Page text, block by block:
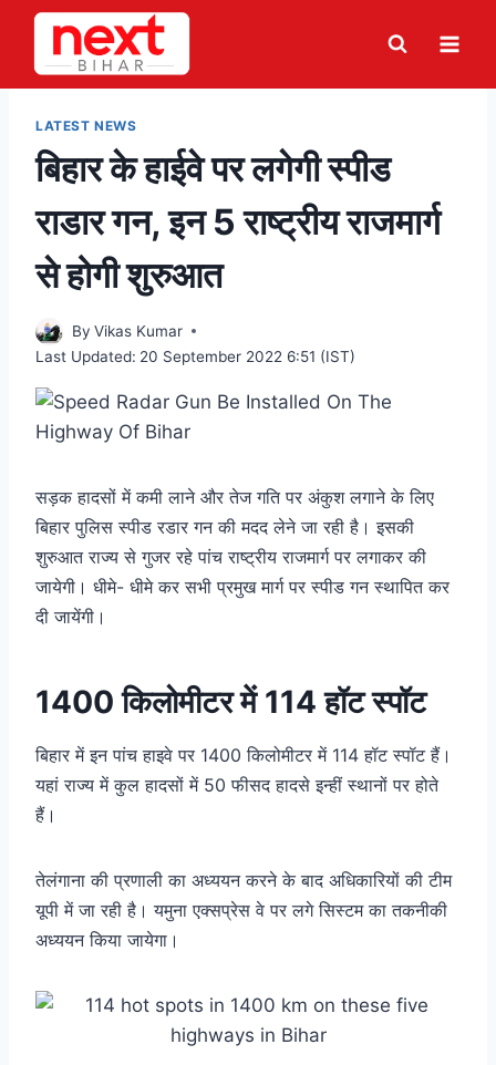
Skip
content
LATEST NEWS
बिहार के हाईवे पर लगेगी स्पीड
राडार गन, इन 5 राष्ट्रीय राजमार्ग
से होगी शुरुआत
By Vikas Kumar
Last Updated: 20 September 2022 6:51 (IST)
सड़क हादसों में कमी लाने और तेज गति पर अंकुश लगाने के लिए
बिहार पुलिस स्पीड रडार गन की मदद लेने जा रही है। इसकी
शुरुआत राज्य से गुजर रहे पांच राष्ट्रीय राजमार्ग पर लगाकर की
जायेगी। धीमे- धीमे कर सभी प्रमुख मार्ग पर स्पीड गन स्थापित कर
दी जायेंगी।
1400 किलोमीटर में 114 हॉट स्पॉट
बिहार में इन पांच हाइवे पर 1400 किलोमीटर में 114 हॉट स्पॉट हैं।
यहां राज्य में कुल हादसों में 50 फीसद हादसे इन्हीं स्थानों पर होते
हैं।
तेलंगाना की प्रणाली का अध्ययन करने के बाद अधिकारियों की टीम
यूपी में जा रही है। यमुना एक्सप्रेस वे पर लगे सिस्टम का तकनीकी
अध्ययन किया जायेगा।